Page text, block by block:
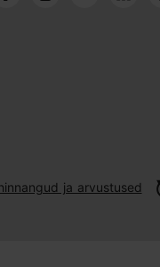
ja arvustused